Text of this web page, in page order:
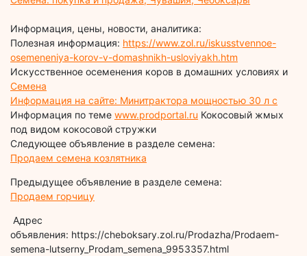
Информация, цены, новости, аналитика:
Полезная информация: https://www.zol.ru/iskusstvennoe-
osemeneniya-korov-v-domashnikh-usloviyakh.htm
Искусственное осеменения коров в домашних условиях и
Семена
Информация на сайте: Минитрактора мощностью 30 л с
Информация по теме www.prodportal.ru Кокосовый жмых
под видом кокосовой стружки
Следующее объявление в разделе семена:
Продаем семена козлятника
Предыдущее объявление в разделе семена:
Продаем горчицу
Адрес
объявления: https://cheboksary.zol.ru/Prodazha/Prodaem-
semena-lutserny_Prodam_semena_9953357.html